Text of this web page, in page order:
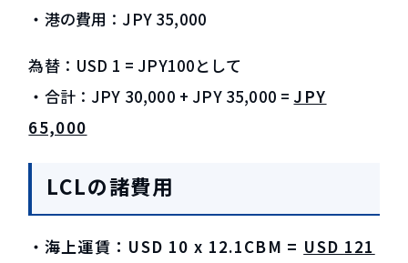
・港の費用：JPY 35,000
為替：USD 1 = JPY100として
・合計：JPY 30,000 + JPY 35,000 = JPY
65,000
LCLの諸費用
・ 海上運賃：USD 10 x 12.1CBM = USD 121